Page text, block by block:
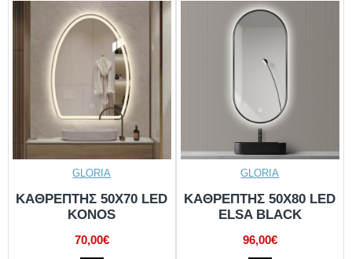
GLORIA
KΑΘΡΕΠΤΗΣ 50X70 LED
KONOS
70,00€
GLORIA
KΑΘΡΕΠΤΗΣ 50X80 LED
ELSA BLACK
96,00€